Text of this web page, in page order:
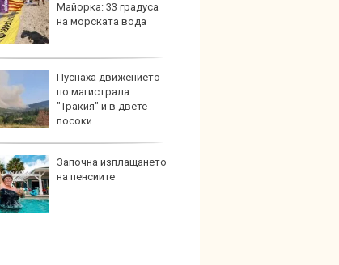
Майорка: 33 градуса
на морската вода
Пуснаха движението
по магистрала
"Тракия" и в двете
посоки
Започна изплащането
на пенсиите